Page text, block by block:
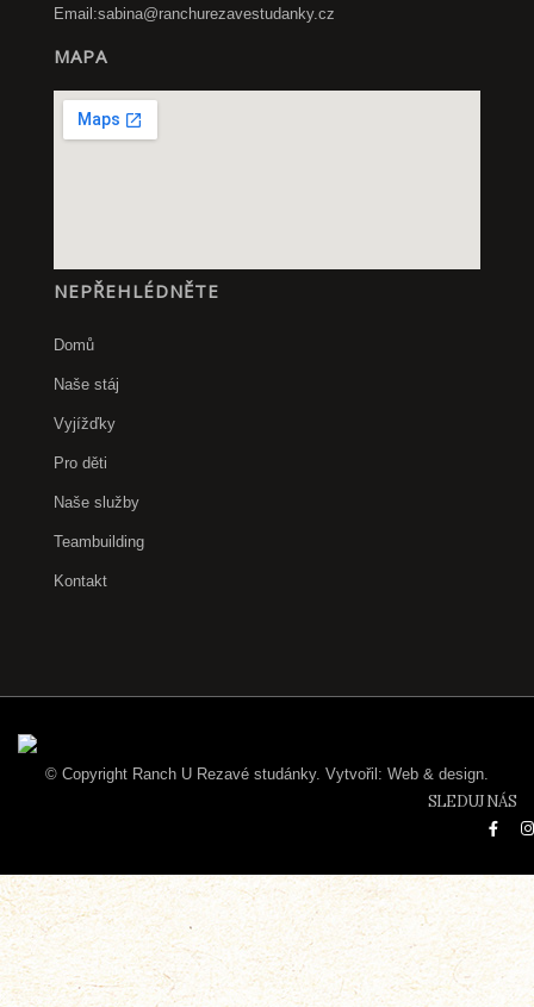
Email:sabina@ranchurezavestudanky.cz
MAPA
NEPŘEHLÉDNĚTE
Domů
Naše stáj
Vyjížďky
Pro děti
Naše služby
Teambuilding
Kontakt
© Copyright Ranch U Rezavé studánky. Vytvořil: Web & design.
SLEDUJ NÁS